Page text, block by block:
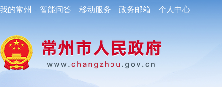
我的常州 智能问答 移动服务 政务邮箱 个人中心